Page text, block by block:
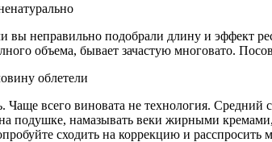
вы неправильно подобрали длину и эффект
объема, бывает зачастую многовато.
облетели
Чаще всего виновата не технология.
на подушке, намазывать веки жирными
сходить на коррекцию и расспросить